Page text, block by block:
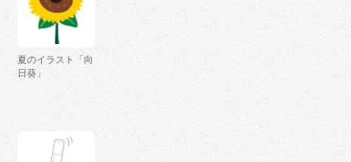
夏のイラスト「向
日葵」